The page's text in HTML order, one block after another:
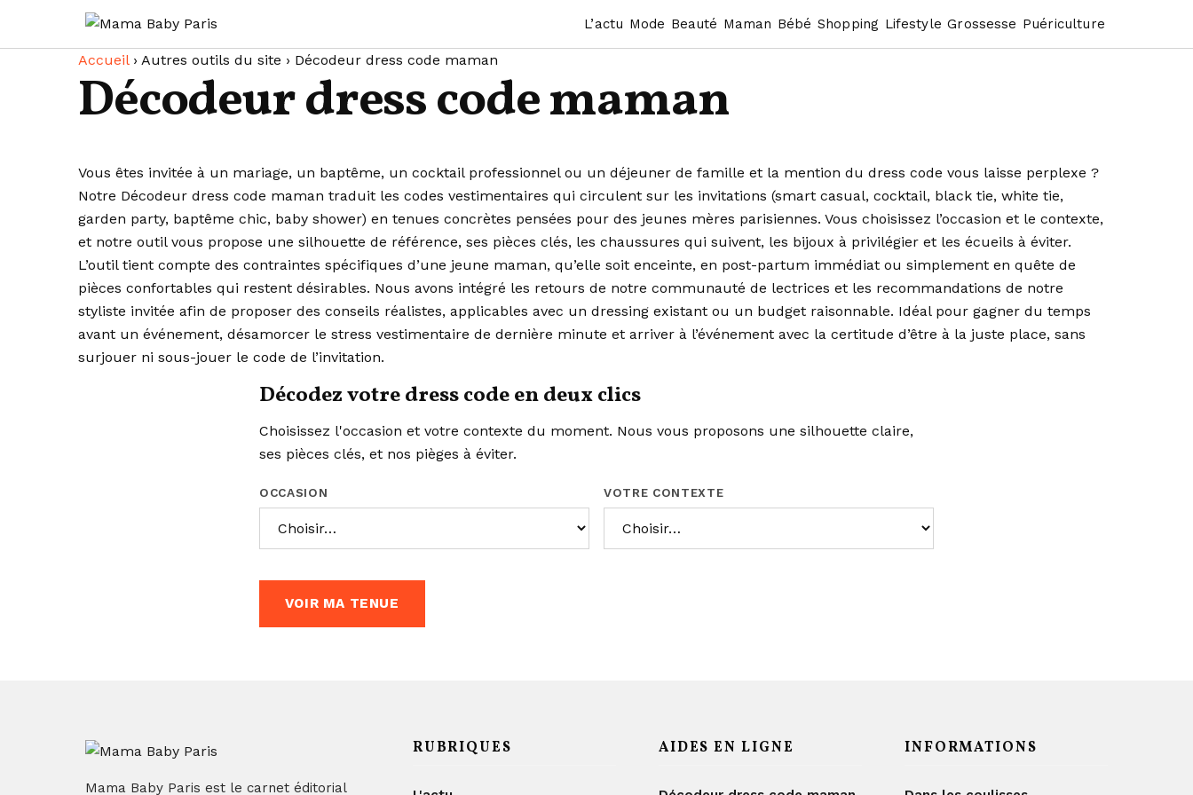
Aller au contenu
L’actu Mode Beauté Maman Bébé Shopping Lifestyle Grossesse Puériculture
Accueil › Autres outils du site › Décodeur dress code maman
Décodeur dress code maman
Vous êtes invitée à un mariage, un baptême, un cocktail professionnel ou un déjeuner de famille et la mention du dress code vous laisse perplexe ?
Notre Décodeur dress code maman traduit les codes vestimentaires qui circulent sur les invitations (smart casual, cocktail, black tie, white tie,
garden party, baptême chic, baby shower) en tenues concrètes pensées pour des jeunes mères parisiennes. Vous choisissez l’occasion et le contexte,
et notre outil vous propose une silhouette de référence, ses pièces clés, les chaussures qui suivent, les bijoux à privilégier et les écueils à éviter.
L’outil tient compte des contraintes spécifiques d’une jeune maman, qu’elle soit enceinte, en post-partum immédiat ou simplement en quête de
pièces confortables qui restent désirables. Nous avons intégré les retours de notre communauté de lectrices et les recommandations de notre
styliste invitée afin de proposer des conseils réalistes, applicables avec un dressing existant ou un budget raisonnable. Idéal pour gagner du temps
avant un événement, désamorcer le stress vestimentaire de dernière minute et arriver à l’événement avec la certitude d’être à la juste place, sans
surjouer ni sous-jouer le code de l’invitation.
Décodez votre dress code en deux clics
Choisissez l'occasion et votre contexte du moment. Nous vous proposons une silhouette claire,
ses pièces clés, et nos pièges à éviter.
OCCASION VOTRE CONTEXTE
VOIR MA TENUE
Mama Baby Paris est le carnet éditorial
RUBRIQUES AIDES EN LIGNE INFORMATIONS